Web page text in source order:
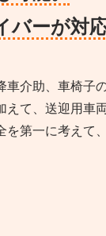
バーが対
介助、車椅子
えて、送迎用車
を第一に考えて